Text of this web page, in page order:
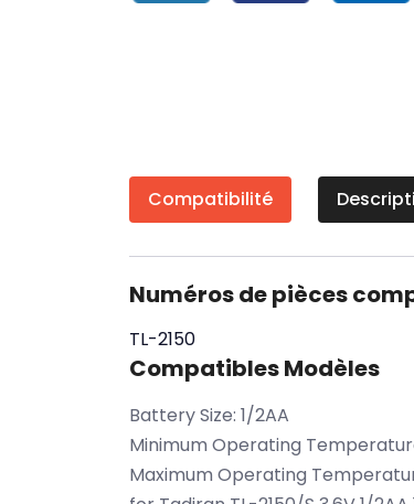
Compatibilité
Numéros de pièces
TL-2150
Compatibles Modèles
Battery Size: 1/2AA
Minimum Operating
Maximum Operating